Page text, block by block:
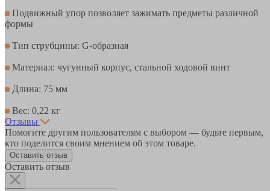
Подвижный упор позволяет зажимать предметы различной
формы
Тип струбцины: G-образная
Материал: чугунный корпус, стальной ходовой винт
Длина: 75 мм
Вес: 0,22 кг
Отзывы
Помогите другим пользователям с выбором — будьте первым,
кто поделится своим мнением об этом товаре.
Оставить отзыв
Оставить отзыв